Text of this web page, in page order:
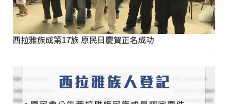
西拉雅族成第17族 原民日慶賀正名成功